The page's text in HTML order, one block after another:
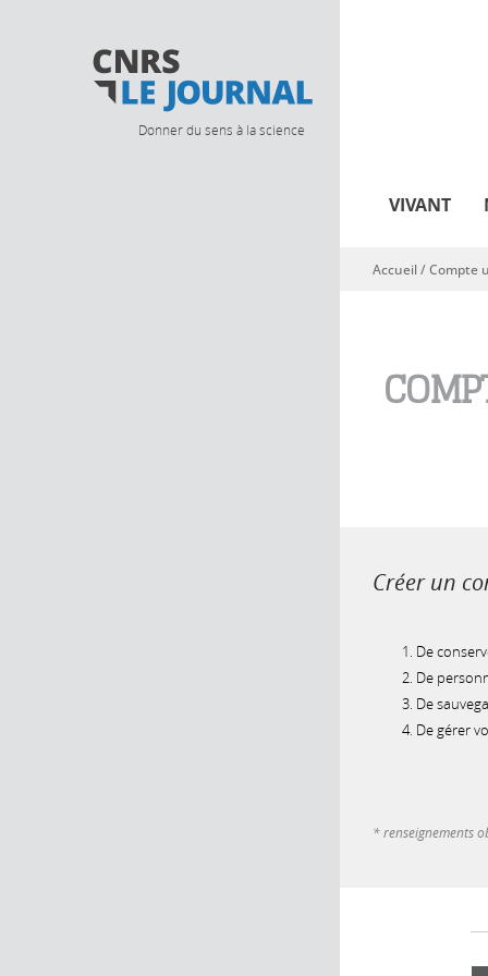
Donner du sens à la science
VIVANT
Vous êtes ici
Accueil/Compte
Créer un
De
De
De
De gérer
* renseignements